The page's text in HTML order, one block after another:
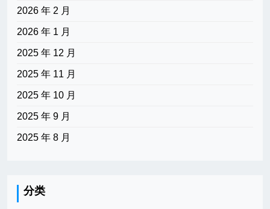
2026 年 2 月
2026 年 1 月
2025 年 12 月
2025 年 11 月
2025 年 10 月
2025 年 9 月
2025 年 8 月
分类